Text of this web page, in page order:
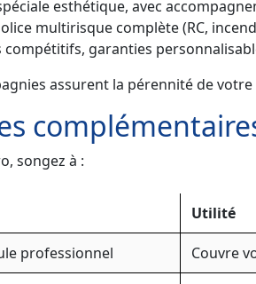
esthétique, avec
multirisque complète (RC,
compétitifs, garanties
assurent la pérennité de
songez à :
Utilité
professionnel Couvre